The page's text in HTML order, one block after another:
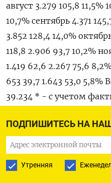
ПОДПИШИТЕСЬ НА
Утренняя
август 3.279 105,8 11,5%
10,7% сентябрь 4.371
3.852 128,4 14,0%
118,8 2.906 93,7 10,2%
1.419 62,6 2.267 75,6
653 39,7 1.643 53,0 5,8%
39.234 * - с учетом